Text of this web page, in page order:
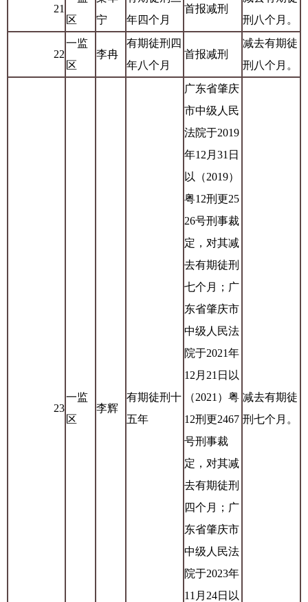
21
区
宁
年四个月
首报减刑
刑八个月。
22
一监
区
李冉
有期徒刑四
年八个月
首报减刑
减去有期徒
刑八个月。
23
一监
区
李辉
有期徒刑十
五年
广东省肇庆
市中级人民
法院于2019
年12月31日
以（2019）
粤12刑更25
26号刑事裁
定，对其减
去有期徒刑
七个月；广
东省肇庆市
中级人民法
院于2021年
12月21日以
（2021）粤
12刑更2467
号刑事裁
定，对其减
去有期徒刑
四个月；广
东省肇庆市
中级人民法
院于2023年
11月24日以
减去有期徒
刑七个月。